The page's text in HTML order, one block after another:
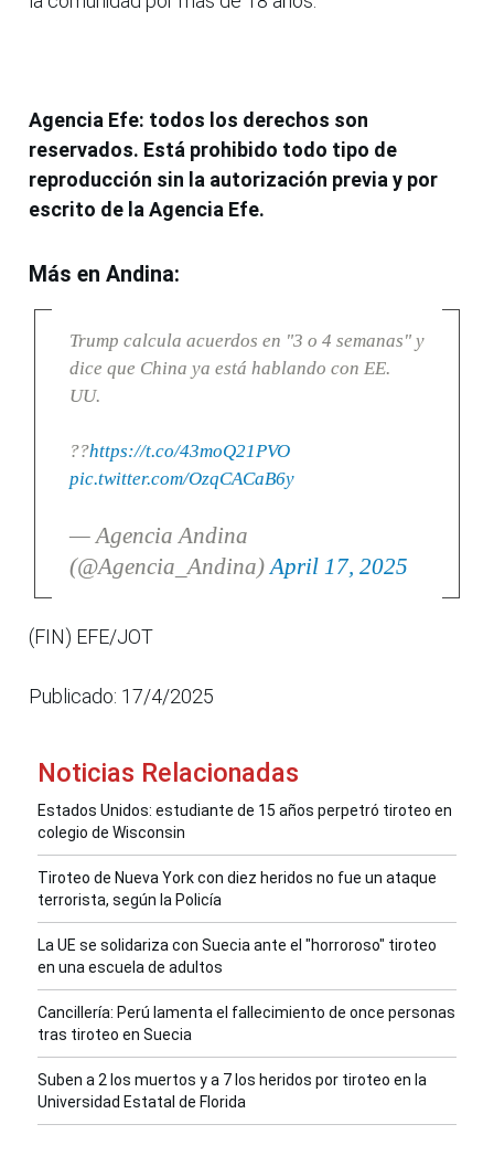
Agencia Efe: todos los derechos son
reservados. Está prohibido todo tipo de
reproducción sin la autorización previa y por
escrito de la Agencia Efe.
Más en Andina:
Trump calcula acuerdos en "3 o 4 semanas" y
dice que China ya está hablando con EE.
UU.
??https://t.co/43moQ21PVO
pic.twitter.com/OzqCACaB6y
— Agencia Andina
(@Agencia_Andina) April 17, 2025
(FIN) EFE/JOT
Publicado: 17/4/2025
Noticias Relacionadas
Estados Unidos: estudiante de 15 años perpetró tiroteo en
colegio de Wisconsin
Tiroteo de Nueva York con diez heridos no fue un ataque
terrorista, según la Policía
La UE se solidariza con Suecia ante el "horroroso" tiroteo
en una escuela de adultos
Cancillería: Perú lamenta el fallecimiento de once personas
tras tiroteo en Suecia
Suben a 2 los muertos y a 7 los heridos por tiroteo en la
Universidad Estatal de Florida